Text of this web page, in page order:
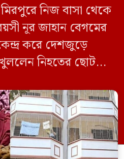
নিজ বাসা থেকে
নূর জাহান বেগমের
করে দেশজুড়ে
নিহতের ছোট
আশিকুর রহমান।
ছড়ানো বিভিন্ন তথ্যকে
বুধবার (৩ জুন)
তিনি এই […]